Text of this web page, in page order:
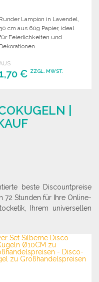
Runder Lampion in Lavendel,
30 cm aus 60g Papier, ideal
Feierlichkeiten und
Dekorationen.
€ ZZGL. MWST.
Angebot anfordern|
beste Discountpreise
72 Stunden für Ihre Online-
Ihrem universellen